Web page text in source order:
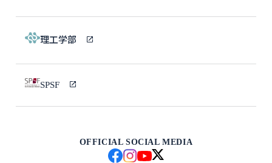
理工学部
SPSF
OFFICIAL SOCIAL MEDIA